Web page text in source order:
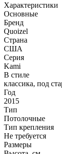
Характеристики
Основные
Бренд
Quoizel
Страна
США
Серия
Kami
В стиле
классика, под
Год
2015
Тип
Потолочные
Тип крепления
Не требуется
Размеры